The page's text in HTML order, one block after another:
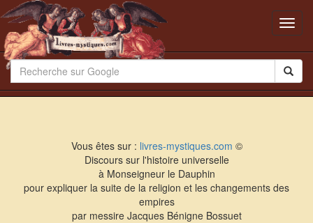
Vous êtes sur : livres-mystiques.com ©
Discours sur l'histoire universelle
à Monseigneur le Dauphin
pour expliquer la suite de la religion et les changements des
empires
par messire Jacques Bénigne Bossuet